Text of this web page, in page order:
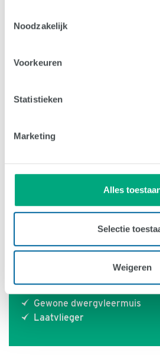
Noodzakelijk
Voorkeuren
Statistieken
Marketing
Alles
Selectie
Weigeren
Bruin dak
Hellend groendak
Gerelateerde
Groen dak op de winkel van
Groene bushaltes in Utrecht
Relevante soorten
Gewone dwergvleermuis
Laatvlieger